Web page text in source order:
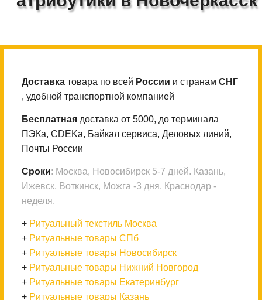
Доставка товара по всей России и странам СНГ
, удобной транспортной компанией
Бесплатная доставка от 5000, до терминала
ПЭКа, CDEKа, Байкал сервиса, Деловых линий,
Почты России
Сроки: Москва, Новосибирск 5-7 дней. Казань,
Ижевск, Воткинск, Можга -3 дня. Краснодар -
неделя.
+ Ритуальный текстиль Москва
+ Ритуальные товары СПб
+ Ритуальные товары Новосибирск
+ Ритуальные товары Нижний Новгород
+ Ритуальные товары Екатеринбург
+ Ритуальные товары Казань